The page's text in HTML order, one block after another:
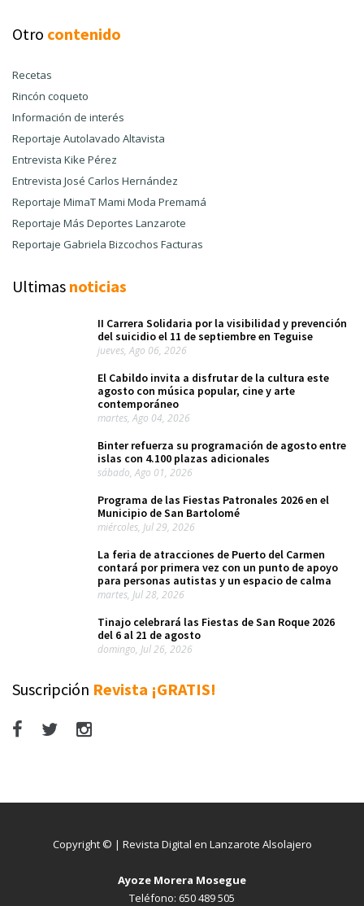
Otro contenido
Recetas
Rincón coqueto
Información de interés
Reportaje Autolavado Altavista
Entrevista Kike Pérez
Entrevista José Carlos Hernández
Reportaje MimaT Mami Moda Premamá
Reportaje Más Deportes Lanzarote
Reportaje Gabriela Bizcochos Facturas
Ultimas noticias
II Carrera Solidaria por la visibilidad y prevención
del suicidio el 11 de septiembre en Teguise
jueves, Ago 06, 2026
El Cabildo invita a disfrutar de la cultura este
agosto con música popular, cine y arte
contemporáneo
martes, Ago 04, 2026
Binter refuerza su programación de agosto entre
islas con 4.100 plazas adicionales
sábado, Ago 01, 2026
Programa de las Fiestas Patronales 2026 en el
Municipio de San Bartolomé
miércoles, Jul 29, 2026
La feria de atracciones de Puerto del Carmen
contará por primera vez con un punto de apoyo
para personas autistas y un espacio de calma
martes, Jul 28, 2026
Tinajo celebrará las Fiestas de San Roque 2026
del 6 al 21 de agosto
domingo, Jul 26, 2026
Suscripción Revista ¡GRATIS!
Copyright © | Revista Digital en Lanzarote Alsolajero
Ayoze Morera Mosegue
Teléfono: 650 489 505